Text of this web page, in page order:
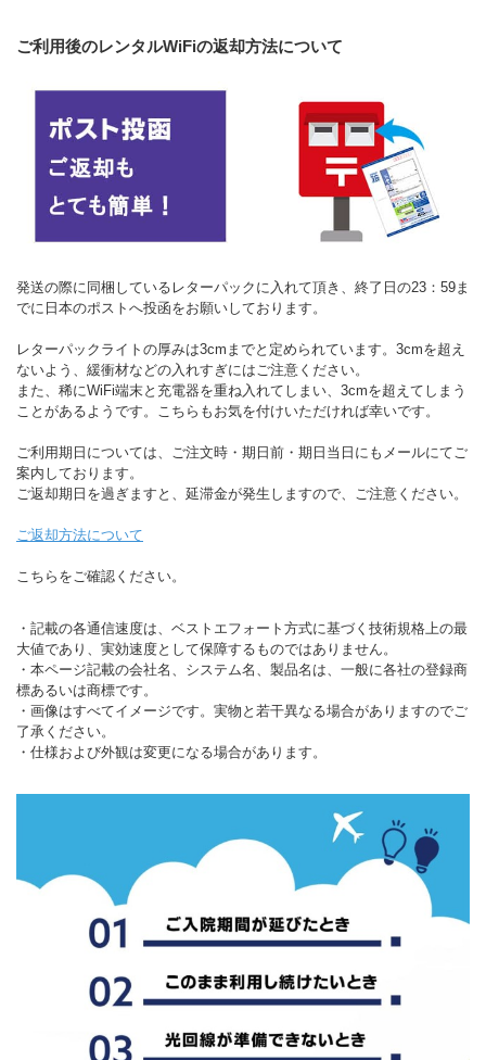
ご利用後のレンタルWiFiの返却方法について
発送の際に同梱しているレターパックに入れて頂き、終了日の23：59ま
でに日本のポストへ投函をお願いしております。
レターパックライトの厚みは3cmまでと定められています。3cmを超え
ないよう、緩衝材などの入れすぎにはご注意ください。
また、稀にWiFi端末と充電器を重ね入れてしまい、3cmを超えてしまう
ことがあるようです。こちらもお気を付けいただければ幸いです。
ご利用期日については、ご注文時・期日前・期日当日にもメールにてご
案内しております。
ご返却期日を過ぎますと、延滞金が発生しますので、ご注意ください。
ご返却方法について
こちらをご確認ください。
・記載の各通信速度は、ベストエフォート方式に基づく技術規格上の最
大値であり、実効速度として保障するものではありません。
・本ページ記載の会社名、システム名、製品名は、一般に各社の登録商
標あるいは商標です。
・画像はすべてイメージです。実物と若干異なる場合がありますのでご
了承ください。
・仕様および外観は変更になる場合があります。